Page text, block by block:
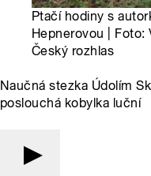
Ptačí hodiny s
Hepnerovou | Foto:
Český rozhlas
Naučná stezka Údolím
poslouchá kobylka luční